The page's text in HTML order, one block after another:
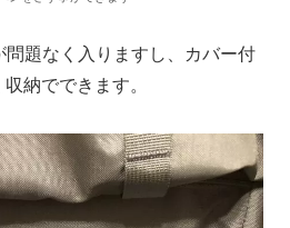
題なく入りますし、カバー付
納でできます。